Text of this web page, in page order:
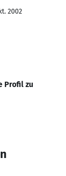
2002
Profil zu